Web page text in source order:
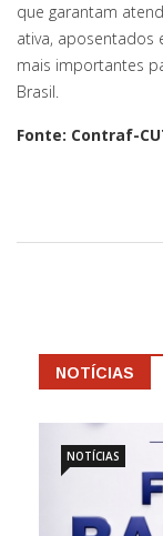
que garantam
ativa, aposentados
mais importantes
Brasil.
Fonte: Contraf-
NOTÍCIAS
NOTÍCIAS